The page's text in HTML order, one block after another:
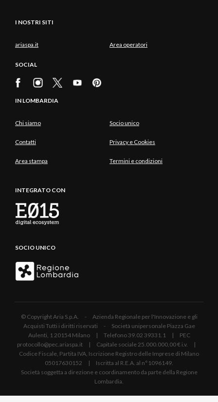
I NOSTRI SITI
ariaspa.it Area operatori
SOCIAL
IN LOMBARDIA
Chi siamo Socio unico
Contatti Privacy e Cookies
Area stampa Termini e condizioni
INTEGRATO CON
SOCIO UNICO
© Copyright Aria S.p.A. - Azienda Regionale per l'Innovazione e gli
Acquisti Tutti i diritti riservati - Società unipersonale Piazza Gae
Aulenti, 1 20154 Milano | Telefono 39.02 39331.1 | PEC
protocollo@pec.ariaspa.it | Capitale sociale 25.000.000,00 € i.v. |
Codice Fiscale, Partita IVA, Iscrizione Registro delle Imprese di Milano
05017630152 | Iscritta al R.E.A. al n°1096149.
Società soggetta a direzione e coordinamento da parte della Regione
Lombardia.